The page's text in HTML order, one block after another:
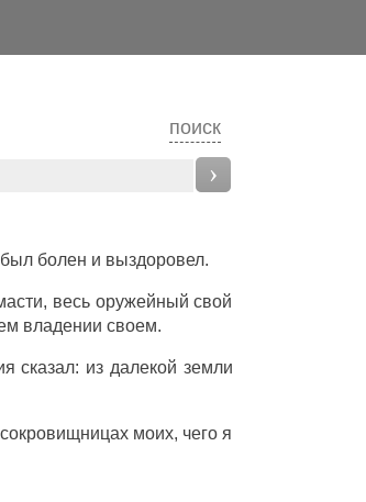
поиск
›
был болен и выздоровел.
, весь оружейный свой
владении своем.
сказал: из далекой земли
сокровищницахмоих, чего я